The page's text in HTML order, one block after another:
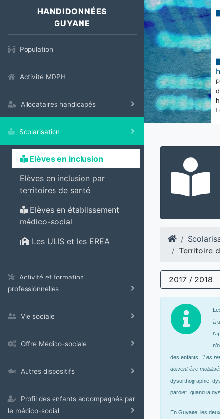
HANDIDONNÉES
GUYANE
Population
Activité MDPH
Allocataires handicapés
Scolarisation
Elèves en inclusion
Elèves en inclusion par
territoires de santé
Elèves en établissement
médico-social
Les ULIS et les EREA
Activité et formation
professionnelles
Vie sociale
Offre Médico-sociale
Autres dispositifs
Profil des enfants accompagnés par
le médico-social
Territoire
2017 / 2018
à
des enfants. "Les
doivent être
dysorthographie,
parole", quand la
En Guyane, les